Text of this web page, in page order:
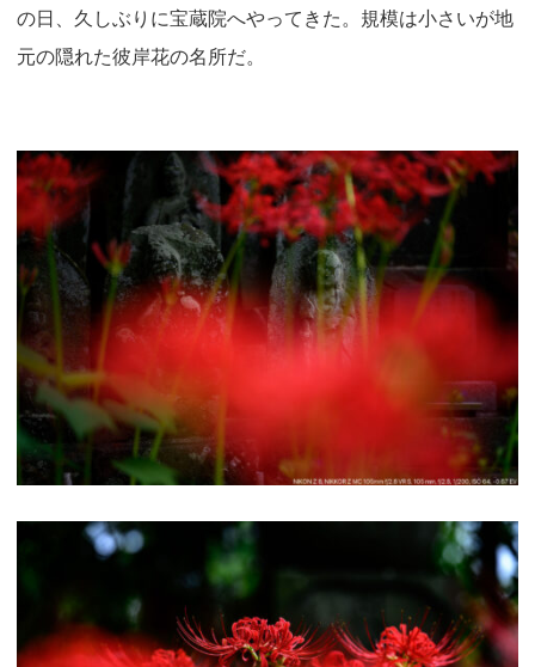
の日、久しぶりに宝蔵院へやってきた。規模は小さいが地
元の隠れた彼岸花の名所だ。